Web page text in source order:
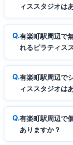
ィススタジオは
有楽町駅周辺で
れるピラティス
有楽町駅周辺で
ィススタジオは
有楽町駅周辺で
ありますか？